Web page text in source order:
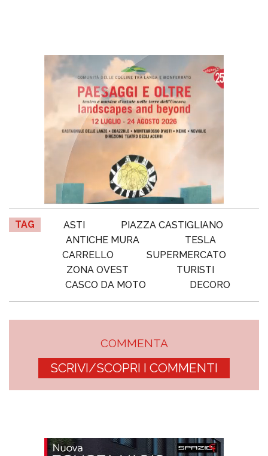
TAG ASTI
PIAZZA CASTIGLIANO
ANTICHE MURA
TESLA
CARRELLO
SUPERMERCATO
ZONA OVEST
TURISTI
CASCO DA MOTO
DECORO
COMMENTA
SCRIVI/SCOPRI I COMMENTI